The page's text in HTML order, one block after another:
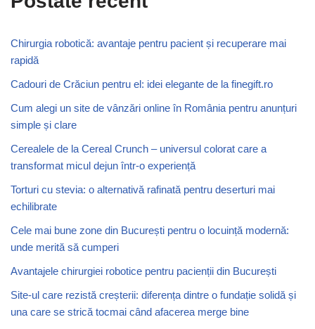
Chirurgia robotică: avantaje pentru pacient și recuperare mai
rapidă
Cadouri de Crăciun pentru el: idei elegante de la finegift.ro
Cum alegi un site de vânzări online în România pentru anunțuri
simple și clare
Cerealele de la Cereal Crunch – universul colorat care a
transformat micul dejun într-o experiență
Torturi cu stevia: o alternativă rafinată pentru deserturi mai
echilibrate
Cele mai bune zone din București pentru o locuință modernă:
unde merită să cumperi
Avantajele chirurgiei robotice pentru pacienții din București
Site-ul care rezistă creșterii: diferența dintre o fundație solidă și
una care se strică tocmai când afacerea merge bine